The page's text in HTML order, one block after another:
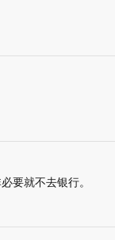
要就不去银行。